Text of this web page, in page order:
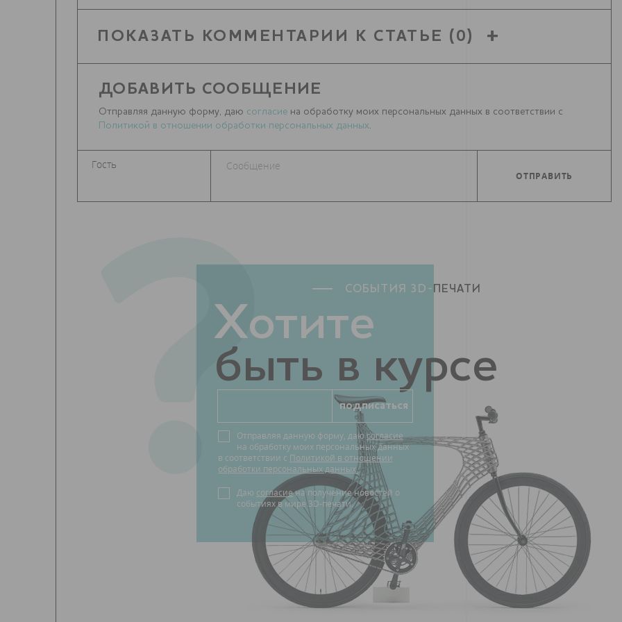
ПОКАЗАТЬ КОММЕНТАРИИ К СТАТЬЕ (0)
ДОБАВИТЬ СООБЩЕНИЕ
Отправляя данную форму, даю согласие на обработку моих персональных данных в соответствии с
Политикой в отношении обработки персональных данных.
?
Хотите
быть в курсе
СОБЫТИЯ 3D- ПЕЧАТИ
Отправляя данную форму, даюсогласие
на обработку моих персональных данных
в соответствии с Политикой в отношении
обработки персональных данных.
Даю согласиена получение новостей о
событиях в мире 3D-печати.